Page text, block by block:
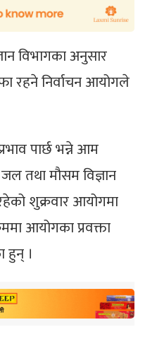
विभागका अनुसार
रहने निर्वाचन आयोगले
पार्छ भन्ने आम
तथा मौसम विज्ञान
शुक्रवार आयोगमा
आयोगका प्रवक्ता
हुन् ।